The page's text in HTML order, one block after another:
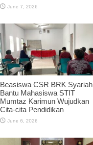
June 7, 2026
Beasiswa CSR BRK Syariah
Bantu Mahasiswa STIT
Mumtaz Karimun Wujudkan
Cita-cita Pendidikan
June 6, 2026